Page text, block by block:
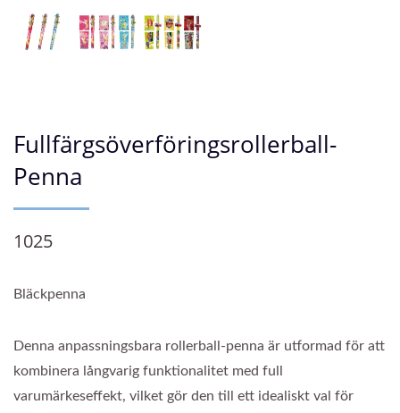
Fullfärgsöverföringsrollerball-
Penna
1025
Bläckpenna
Denna anpassningsbara rollerball-penna är utformad för att
kombinera långvarig funktionalitet med full
varumärkeseffekt, vilket gör den till ett idealiskt val för